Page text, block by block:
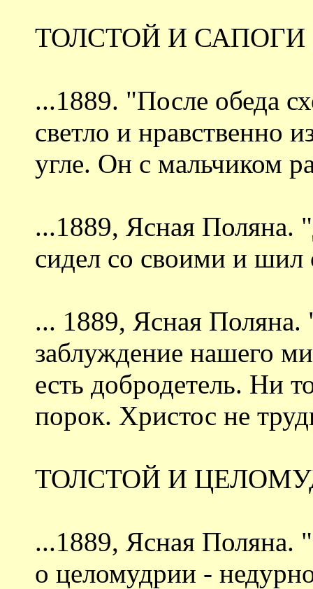
ТОЛСТОЙ И САПОГИ
...1889. "После обеда
светло и нравственно
угле. Он с мальчиком
...1889, Ясная Поляна.
сидел со своими и шил
... 1889, Ясная Поляна.
заблуждение нашего
есть добродетель. Ни
порок. Христос не
ТОЛСТОЙ И
...1889, Ясная Поляна.
о целомудрии -